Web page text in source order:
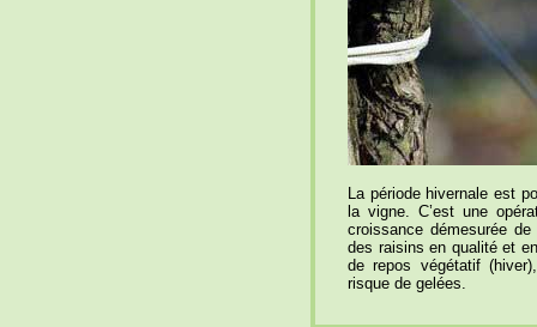
La période hivernale est
la vigne. C’est une
croissance démesurée
des raisins en qualité et
de repos végétatif
risque de gelées.